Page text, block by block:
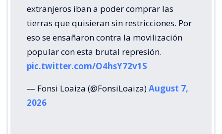
extranjeros iban a poder comprar las
tierras que quisieran sin restricciones. Por
eso se ensañaron contra la movilización
popular con esta brutal represión.
pic.twitter.com/O4hsY72v1S
— Fonsi Loaiza (@FonsiLoaiza)August 7,
2026